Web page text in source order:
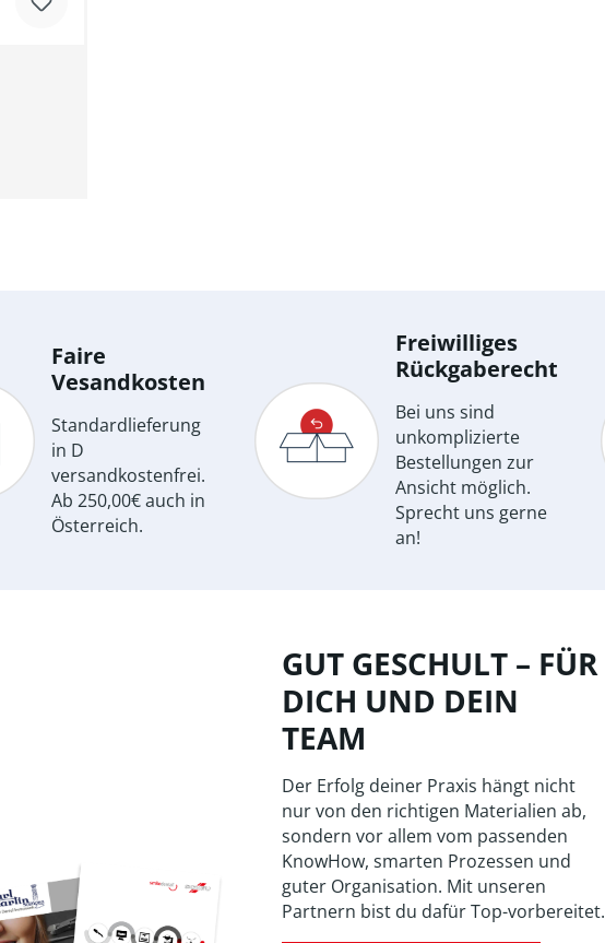
Faire
Vesandkosten
Standardlieferung
in D
versandkostenfrei.
Ab 250,00€ auch in
Österreich.
Freiwilliges
Rückgaberecht
Bei uns sind
unkomplizierte
Bestellungen zur
Ansicht möglich.
Sprecht uns gerne
an!
GUT GESCHULT – FÜR
DICH UND DEIN
TEAM
Der Erfolg deiner Praxis hängt nicht
nur von den richtigen Materialien ab,
sondern vor allem vom passenden
KnowHow, smarten Prozessen und
guter Organisation. Mit unseren
Partnern bist du dafür Top-vorbereitet.